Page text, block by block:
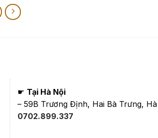
☛ Tại Hà Nội
– 59B Trương Định, Hai Bà Trưng,
0702.899.337